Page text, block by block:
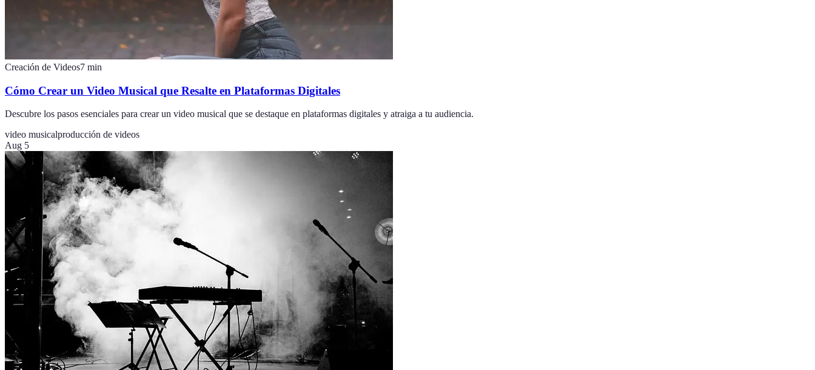
Creación de Videos7 min
Cómo Crear un Video Musical que Resalte en Plataformas Digitales
Descubre los pasos esenciales para crear un video musical que se destaque en plataformas digitales y atraiga a tu audiencia.
video musicalproducción de videos
Aug 5